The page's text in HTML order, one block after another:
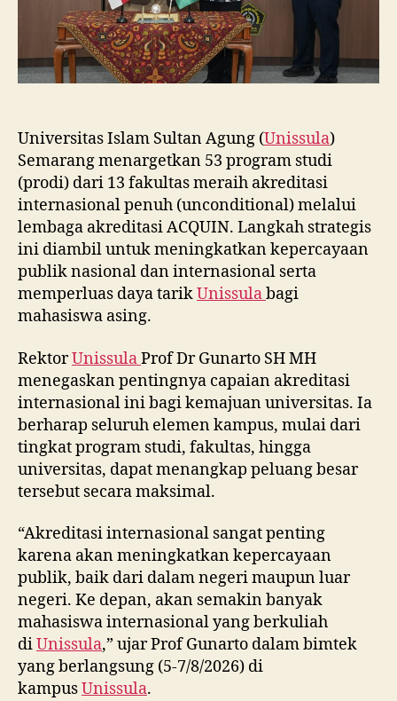
Jalur
Track
Universitas Islam Sultan Agung (Unissula)
Semarang menargetkan 53 program studi
(prodi) dari 13 fakultas meraih akreditasi
internasional penuh (unconditional) melalui
lembaga akreditasi ACQUIN. Langkah strategis
ini diambil untuk meningkatkan kepercayaan
publik nasional dan internasional serta
memperluas daya tarikUnissulabagi
mahasiswa asing.
RektorUnissulaProf Dr Gunarto SH MH
menegaskan pentingnya capaian akreditasi
internasional ini bagi kemajuan universitas. Ia
berharap seluruh elemen kampus, mulai dari
tingkat program studi, fakultas, hingga
universitas, dapat menangkap peluang besar
tersebut secara maksimal.
“Akreditasi internasional sangat penting
karena akan meningkatkan kepercayaan
publik, baik dari dalam negeri maupun luar
negeri. Ke depan, akan semakin banyak
mahasiswa internasional yang berkuliah
diUnissula,” ujar Prof Gunarto dalam bimtek
yang berlangsung (5-7/8/2026) di
kampusUnissula.